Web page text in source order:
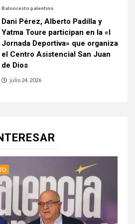
Baloncesto palentino
Dani Pérez, Alberto Padilla y
Yatma Toure participan en la «I
Jornada Deportiva» que organiza
el Centro Asistencial San Juan
de Dios
julio 24, 2026